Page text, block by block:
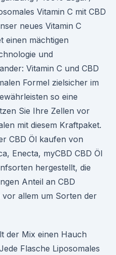
Vitamin C mit CBD
neues Vitamin C
einen mächtigen
und
Vitamin C und CBD
Formel zielsicher im
so eine
Sie Ihre Zellen vor
mit diesem Kraftpaket.
CBD Öl kaufen von
Enecta, myCBD CBD Öl
hergestellt, die
Anteil an CBD
vor allem um Sorten der
der Mix einen Hauch
Flasche Liposomales